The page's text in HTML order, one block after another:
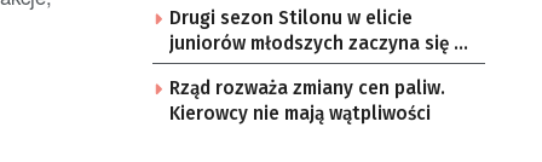
Drugi sezon Stilonu w elicie
juniorów młodszych zaczyna się w
sobotę
Rząd rozważa zmiany cen paliw.
Kierowcy nie mają wątpliwości